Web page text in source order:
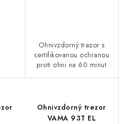
Ohnivzdorný trezor s
certifikovanou ochranou
proti ohni na 60 minut
Ohnivzdorný trezor
VAMA 93T EL